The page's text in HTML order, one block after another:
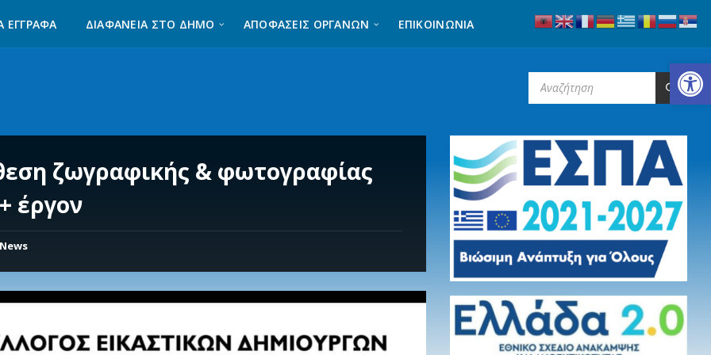
Ανοίξτε τη γραμμή εργαλείων
ΈΓΓΡΑΦΑ ΔΙΑΦΆΝΕΙΑ ΣΤΟ ΔΉΜΟ ΑΠΟΦΑΣΕΙΣ ΟΡΓΑΝΩΝ ΕΠΙΚΟΙΝΩΝΊΑ
ζωγραφικής & φωτογραφίας
έργον
News